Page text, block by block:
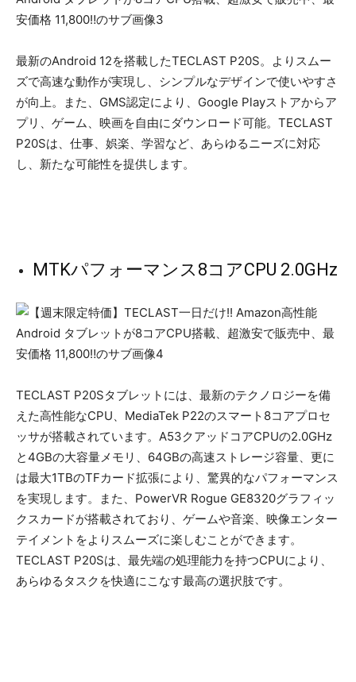
最新のAndroid 12を搭載したTECLAST P20S。よりスムー
ズで高速な動作が実現し、シンプルなデザインで使いやすさ
が向上。また、GMS認定により、Google Playストアからア
プリ、ゲーム、映画を自由にダウンロード可能。TECLAST
P20Sは、仕事、娯楽、学習など、あらゆるニーズに対応
し、新たな可能性を提供します。
MTKパフォーマンス8コアCPU 2.0GHz
TECLAST P20Sタブレットには、最新のテクノロジーを備
えた高性能なCPU、MediaTek P22のスマート8コアプロセ
ッサが搭載されています。A53クアッドコアCPUの2.0GHz
と4GBの大容量メモリ、64GBの高速ストレージ容量、更に
は最大1TBのTFカード拡張により、驚異的なパフォーマンス
を実現します。また、PowerVR Rogue GE8320グラフィッ
クスカードが搭載されており、ゲームや音楽、映像エンター
テイメントをよりスムーズに楽しむことができます。
TECLAST P20Sは、最先端の処理能力を持つCPUにより、
あらゆるタスクを快適にこなす最高の選択肢です。